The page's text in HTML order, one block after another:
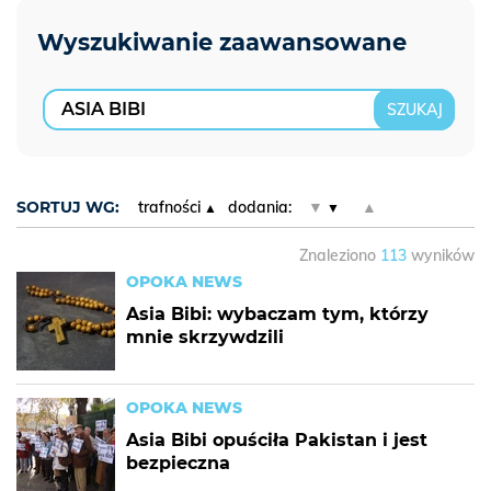
SORTUJ WG: trafności dodania: ▼ ▲
Znaleziono 113 wyników
OPOKA NEWS
Asia Bibi: wybaczam tym, którzy
mnie skrzywdzili
OPOKA NEWS
Asia Bibi opuściła Pakistan i jest
bezpieczna